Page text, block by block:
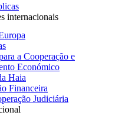
internacionais
a Cooperação e
Económico
Haia
Financeira
Judiciária